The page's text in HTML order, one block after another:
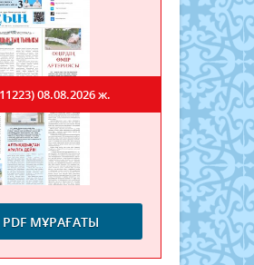
PDF МҰРАҒАТЫ
08.08.2026 ж.